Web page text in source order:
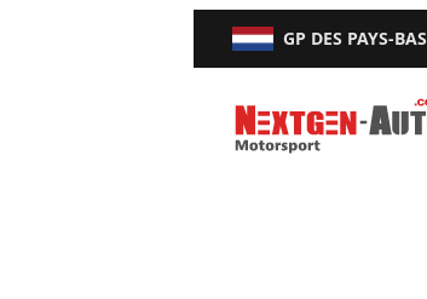
GP DES PAYS-BAS
Nextgen-Auto.com